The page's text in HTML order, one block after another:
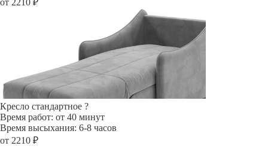
Кресло стандартное ?
Время работ: от 40 минут
Время высыхания: 6-8 часов
от 2210 ₽